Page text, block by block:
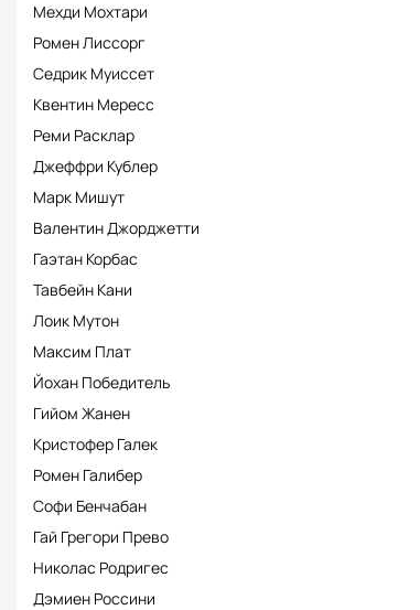
Мехди Мохтари
Ромен Лиссорг
Седрик Муиссет
Квентин Мересс
Реми Расклар
Джеффри Кублер
Марк Мишут
Валентин Джорджетти
Гаэтан Корбас
Тавбейн Кани
Лоик Мутон
Максим Плат
Йохан Победитель
Гийом Жанен
Кристофер Галек
Ромен Галибер
Софи Бенчабан
Гай Грегори Прево
Николас Родригес
Дэмиен Россини